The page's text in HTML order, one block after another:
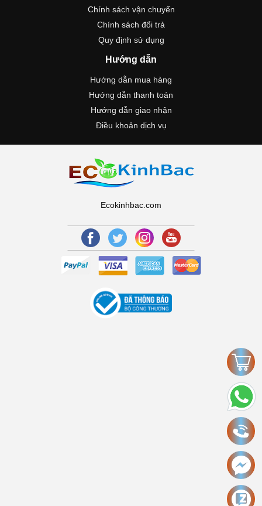
Chính sách vận chuyển
Chính sách đổi trả
Quy định sử dụng
Hướng dẫn
Hướng dẫn mua hàng
Hướng dẫn thanh toán
Hướng dẫn giao nhận
Điều khoản dịch vụ
Ecokinhbac.com